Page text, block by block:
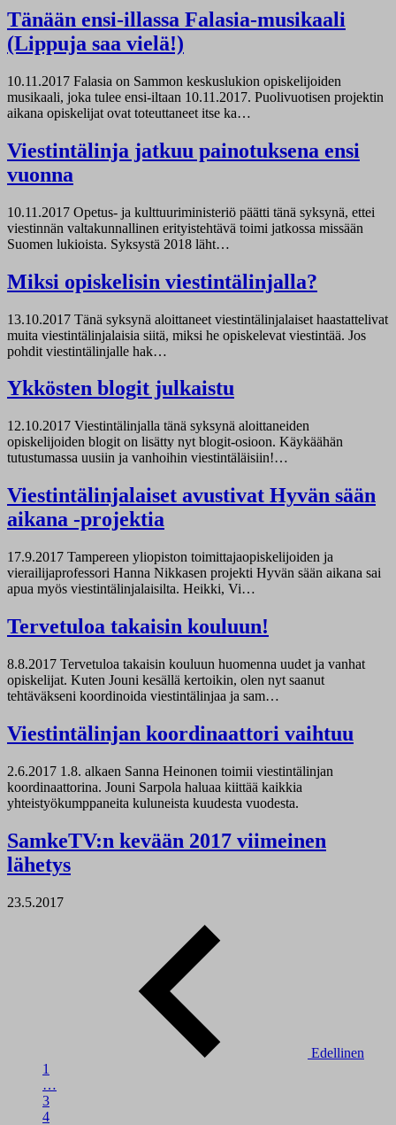
Tänään ensi-illassa Falasia-musikaali
(Lippuja saa vielä!)
10.11.2017 Falasia on Sammon keskuslukion opiskelijoiden
musikaali, joka tulee ensi-iltaan 10.11.2017. Puolivuotisen projektin
aikana opiskelijat ovat toteuttaneet itse ka…
Viestintälinja jatkuu painotuksena ensi
vuonna
10.11.2017 Opetus- ja kulttuuriministeriö päätti tänä syksynä, ettei
viestinnän valtakunnallinen erityistehtävä toimi jatkossa missään
Suomen lukioista. Syksystä 2018 läht…
Miksi opiskelisin viestintälinjalla?
13.10.2017 Tänä syksynä aloittaneet viestintälinjalaiset haastattelivat
muita viestintälinjalaisia siitä, miksi he opiskelevat viestintää. Jos
pohdit viestintälinjalle hak…
Ykkösten blogit julkaistu
12.10.2017 Viestintälinjalla tänä syksynä aloittaneiden
opiskelijoiden blogit on lisätty nyt blogit-osioon. Käykäähän
tutustumassa uusiin ja vanhoihin viestintäläisiin!…
Viestintälinjalaiset avustivat Hyvän sään
aikana -projektia
17.9.2017 Tampereen yliopiston toimittajaopiskelijoiden ja
vierailijaprofessori Hanna Nikkasen projekti Hyvän sään aikana sai
apua myös viestintälinjalaisilta. Heikki, Vi…
Tervetuloa takaisin kouluun!
8.8.2017 Tervetuloa takaisin kouluun huomenna uudet ja vanhat
opiskelijat. Kuten Jouni kesällä kertoikin, olen nyt saanut
tehtäväkseni koordinoida viestintälinjaa ja sam…
Viestintälinjan koordinaattori vaihtuu
2.6.2017 1.8. alkaen Sanna Heinonen toimii viestintälinjan
koordinaattorina. Jouni Sarpola haluaa kiittää kaikkia
yhteistyökumppaneita kuluneista kuudesta vuodesta.
SamkeTV:n kevään 2017 viimeinen
lähetys
23.5.2017
Edellinen
1
…
3
4